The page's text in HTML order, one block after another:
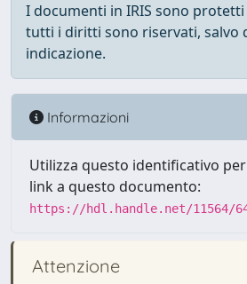
I documenti in IRIS sono
tutti i diritti sono riservati, salvo
indicazione.
Informazioni
Utilizza questo identificativo
link a questo documento:
https://hdl.handle.net/11564/
Attenzione